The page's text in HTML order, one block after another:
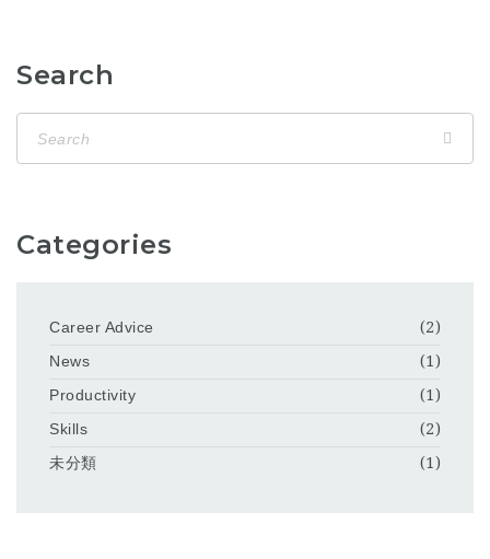
Search
Categories
Career Advice
(2)
News
(1)
Productivity
(1)
Skills
(2)
未分類
(1)